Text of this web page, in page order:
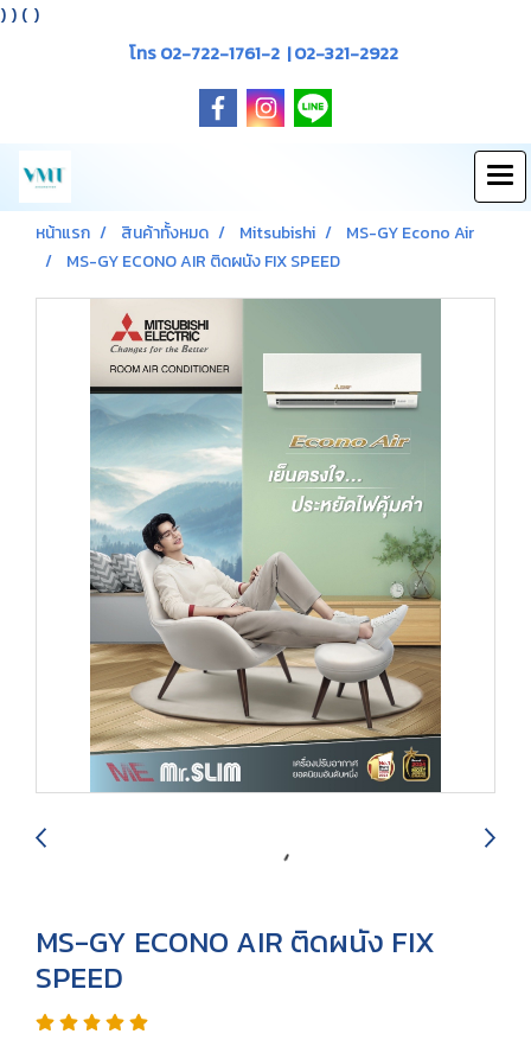
) ) ( )
โทร 02-722-1761-2 | 02-321-2922
หน้าแรก สินค้าทั้งหมด Mitsubishi
MS-GY Econo Air
MS-GY ECONO AIR ติดผนัง FIX SPEED
MS-GY ECONO AIR ติดผนัง FIX
SPEED